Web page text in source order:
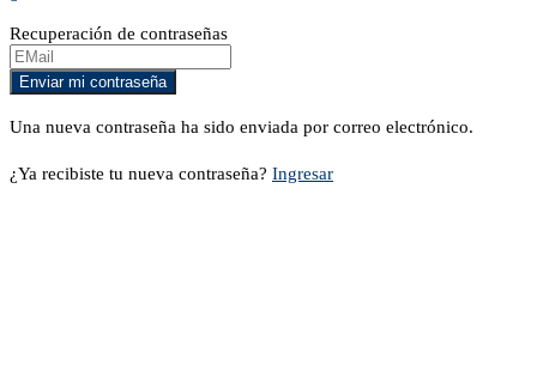
Recuperación de contraseñas
Una nueva contraseña ha sido enviada por correo electrónico.
¿Ya recibiste tu nueva contraseña? Ingresar